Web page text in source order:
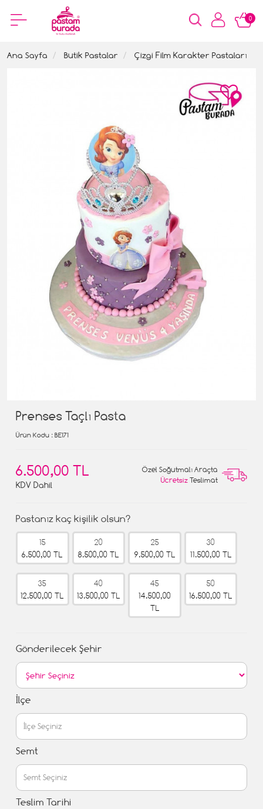
0
Ana Sayfa Butik Pastalar Çizgi Film Karakter Pastaları
Prenses Taçlı Pasta
Ürün Kodu : BE171
6.500,00 TL
KDV Dahil
Özel Soğutmalı Araçta
Ücretsiz Teslimat
Pastanız kaç kişilik olsun?
15
6.500,00 TL
20
8.500,00 TL
25
9.500,00 TL
30
11.500,00 TL
35
12.500,00 TL
40
13.500,00 TL
45
14.500,00
TL
50
16.500,00 TL
Gönderilecek Şehir
İlçe
Semt
Teslim Tarihi